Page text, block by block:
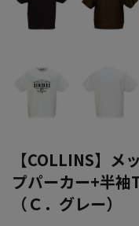
【COLLINS】メ
プパーカー+半
（Ｃ．グレー）